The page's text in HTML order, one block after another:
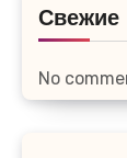
Свежие
No